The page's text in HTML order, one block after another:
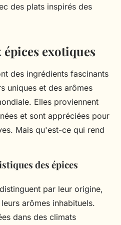
des plats inspirés des
exotiques
des ingrédients fascinants
uniques et des arômes
Elles proviennent
et sont appréciées pour
Mais qu'est-ce qui rend
des épices
par leur origine,
arômes inhabituels.
dans des climats